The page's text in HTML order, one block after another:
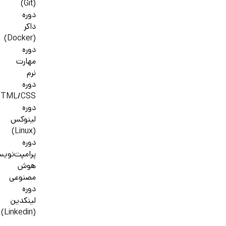
(Git)
دوره
داکر
(Docker)
دوره
مهارت
نرم
دوره
CSS
دوره
لینوکس
(Linux)
دوره
هوش
مصنوعی
دوره
لینکدین
(Linkedin)